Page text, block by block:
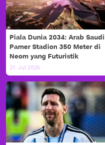
Piala Dunia 2034: Arab Saudi
Pamer Stadion 350 Meter di
Neom yang Futuristik
21 Jul 2026